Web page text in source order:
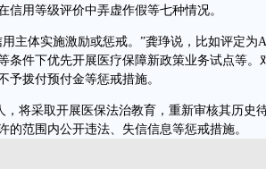
信用等级评价中弄虚作假等七种情况。
体实施激励或惩戒。”龚琤说，比如评定为A
条件下优先开展医疗保障新政策业务试点等。
予拨付预付金等惩戒措施。
将采取开展医保法治教育，重新审核其历史
的范围内公开违法、失信信息等惩戒措施。